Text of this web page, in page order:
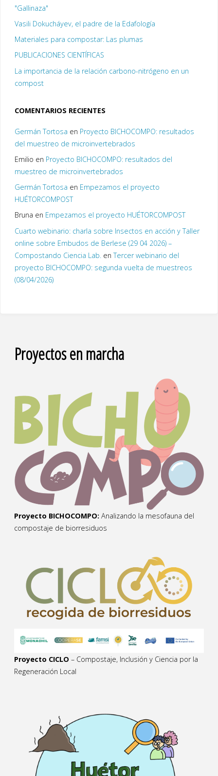
"Gallinaza"
Vasili Dokucháyev, el padre de la Edafología
Materiales para compostar: Las plumas
PUBLICACIONES CIENTÍFICAS
La importancia de la relación carbono-nitrógeno en un
compost
COMENTARIOS RECIENTES
Germán Tortosa en Proyecto BICHOCOMPO: resultados
del muestreo de microinvertebrados
Emilio en Proyecto BICHOCOMPO: resultados del
muestreo de microinvertebrados
Germán Tortosa en Empezamos el proyecto
HUÉTORCOMPOST
Bruna en Empezamos el proyecto HUÉTORCOMPOST
Cuarto webinario: charla sobre Insectos en acción y Taller
online sobre Embudos de Berlese (29 04 2026) –
Compostando Ciencia Lab. enTercer webinario del
proyecto BICHOCOMPO: segunda vuelta de muestreos
(08/04/2026)
Proyectos en marcha
Proyecto BICHOCOMPO: Analizando la mesofauna del
compostaje de biorresiduos
Proyecto CICLO – Compostaje, Inclusión y Ciencia por la
Regeneración Local